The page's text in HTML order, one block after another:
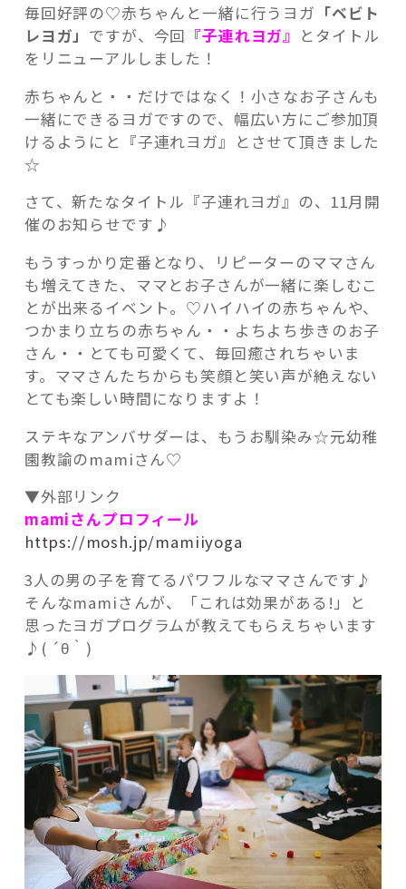
記事検索
毎回好評の♡赤ちゃんと一緒に行うヨガ 「ベビト
レヨガ」 ですが、今回 『子連れヨガ』 とタイトル
をリニューアルしました！
赤ちゃんと・・だけではなく！小さなお子さんも
一緒にできるヨガですので、幅広い方にご参加頂
けるようにと『子連れヨガ』とさせて頂きました
☆
さて、新たなタイトル『子連れヨガ』の、11月開
催のお知らせです♪
もうすっかり定番となり、リピーターのママさん
も増えてきた、ママとお子さんが一緒に楽しむこ
とが出来るイベント。♡ハイハイの赤ちゃんや、
つかまり立ちの赤ちゃん・・よちよち歩きのお子
さん・・とても可愛くて、毎回癒されちゃいま
す。ママさんたちからも笑顔と笑い声が絶えない
とても楽しい時間になりますよ！
ステキなアンバサダーは、もうお馴染み☆元幼稚
園教諭のmamiさん♡
▼外部リンク
mamiさんプロフィール
https://mosh.jp/mamiiyoga
3人の男の子を育てるパワフルなママさんです♪
そんなmamiさんが、「これは効果がある!」と
思ったヨガプログラムが教えてもらえちゃいます
♪( ´θ｀)